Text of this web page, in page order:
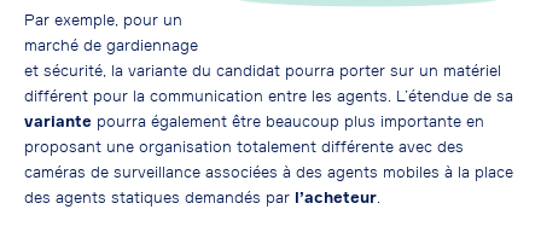
Par exemple, pour un
marché de gardiennage
et sécurité, la variante du candidat pourra porter sur un matériel
différent pour la communication entre les agents. L’étendue de sa
variante pourra également être beaucoup plus importante en
proposant une organisation totalement différente avec des
caméras de surveillance associées à des agents mobiles à la place
des agents statiques demandés par l’acheteur.